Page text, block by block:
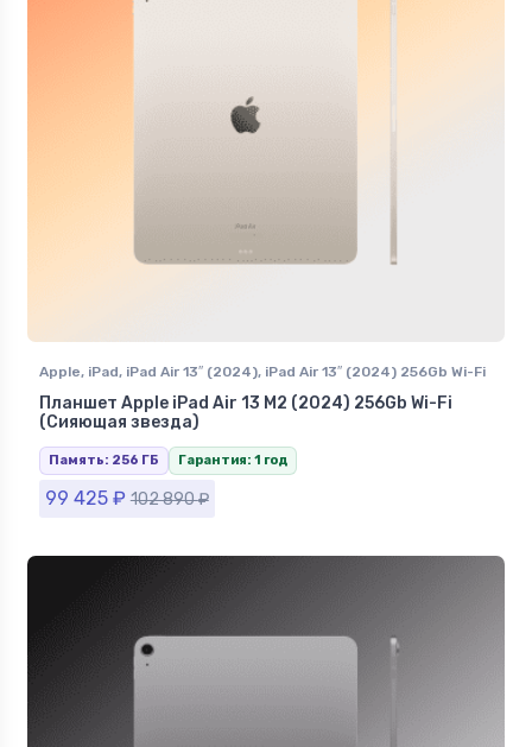
Apple, iPad, iPad Air 13″ (2024), iPad Air 13″ (2024) 256Gb Wi-Fi
Планшет Apple iPad Air 13 M2 (2024) 256Gb Wi-Fi
(Сияющая звезда)
Память: 256 ГБ Гарантия: 1 год
99 425 ₽ 102 890₽